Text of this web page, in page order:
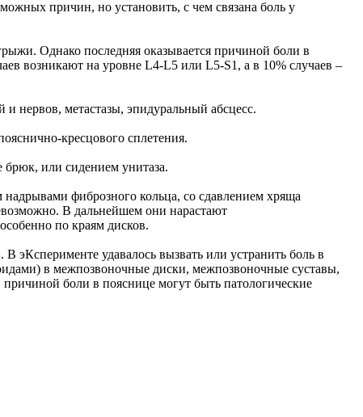
причин, но установить, с чем связана боль у
Однако последняя оказывается причиной боли в
возникают на уровне L4-L5 или L5-S1, а в 10% случаев –
нервов, метастазы, эпидуральный абсцесс.
кресцового сплетения.
или сидением унитаза.
фиброзного кольца, со сдавлением хряща
В дальнейшем они нарастают
по краям дисков.
удавалось вызвать или устранить боль в
в межпозвоночные диски, межпозвоночные суставы,
боли в пояснице могут быть патологические